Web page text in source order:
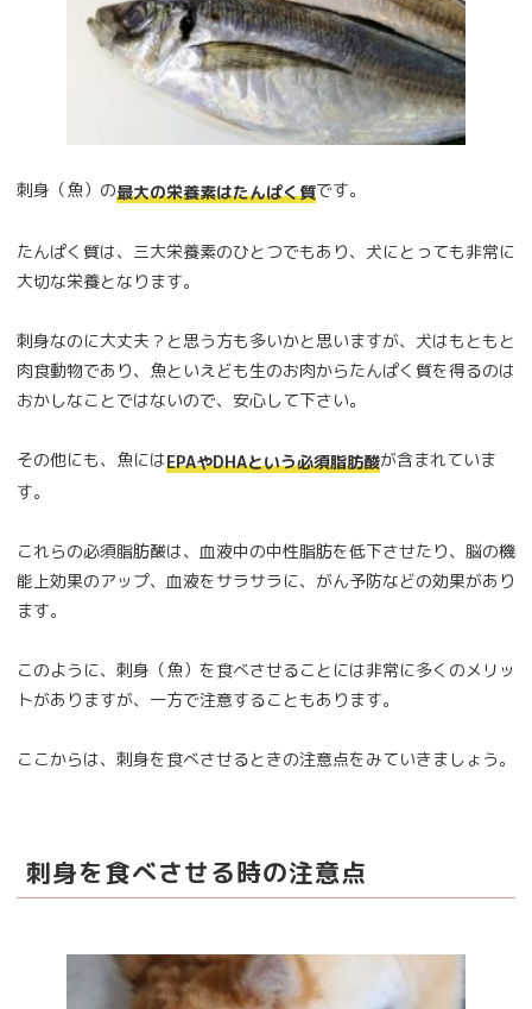
刺身（魚）の最大の栄養素はたんぱく質です。
たんぱく質は、三大栄養素のひとつでもあり、犬にとっても非常に
大切な栄養となります。
刺身なのに大丈夫？と思う方も多いかと思いますが、犬はもともと
肉食動物であり、魚といえども生のお肉からたんぱく質を得るのは
おかしなことではないので、安心して下さい。
その他にも、魚にはEPAやDHAという必須脂肪酸が含まれていま
す。
これらの必須脂肪酸は、血液中の中性脂肪を低下させたり、脳の機
能上効果のアップ、血液をサラサラに、がん予防などの効果があり
ます。
このように、刺身（魚）を食べさせることには非常に多くのメリッ
トがありますが、一方で注意することもあります。
ここからは、刺身を食べさせるときの注意点をみていきましょう。
刺身を食べさせる時の注意点